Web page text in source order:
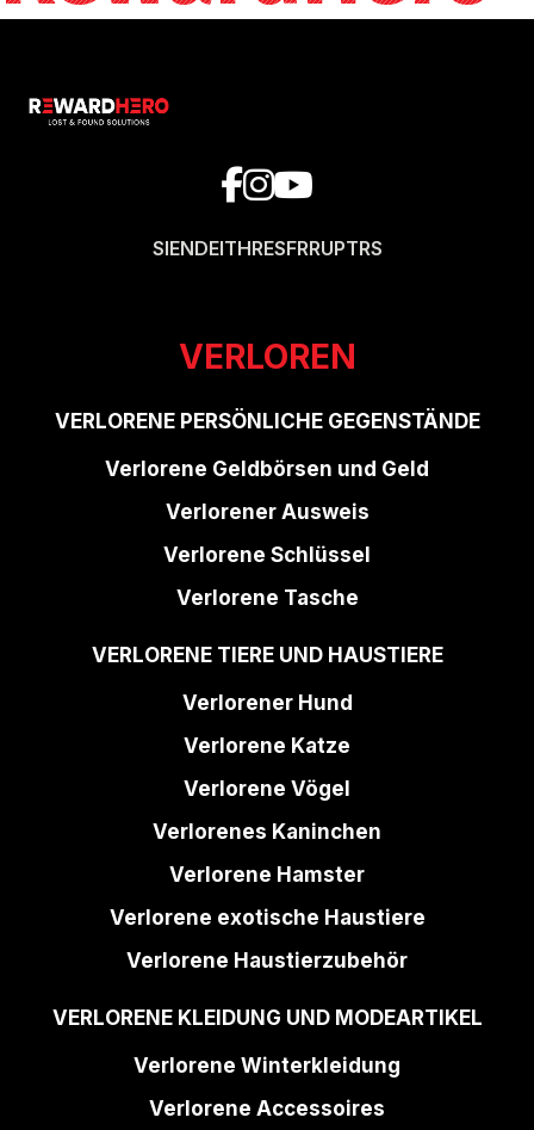
SIENDEITHRESFRRUPTRS
VERLOREN
VERLORENE PERSÖNLICHE GEGENSTÄNDE
Verlorene Geldbörsen und Geld
Verlorener Ausweis
Verlorene Schlüssel
Verlorene Tasche
VERLORENE TIERE UND HAUSTIERE
Verlorener Hund
Verlorene Katze
Verlorene Vögel
Verlorenes Kaninchen
Verlorene Hamster
Verlorene exotische Haustiere
Verlorene Haustierzubehör
VERLORENE KLEIDUNG UND MODEARTIKEL
Verlorene Winterkleidung
Verlorene Accessoires